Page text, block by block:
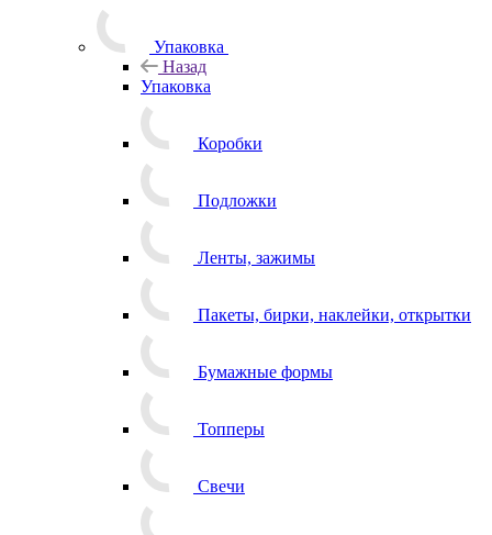
Упаковка
Назад
Упаковка
Коробки
Подложки
Ленты, зажимы
Пакеты, бирки, наклейки, открытки
Бумажные формы
Топперы
Свечи